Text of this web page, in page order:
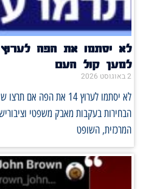
למען קול העם
2 באוגוסט 2026
לא יסתמו לערוץ 14 את
הבחירות בעקבות מאבק משפטי
המרכזית, השופט